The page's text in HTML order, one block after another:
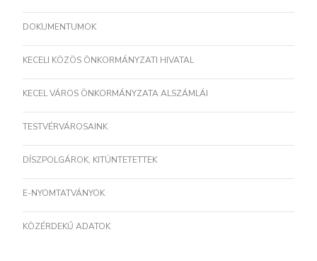
DOKUMENTUMOK
KECELI KÖZÖS ÖNKORMÁNYZATI HIVATAL
KECEL VÁROS ÖNKORMÁNYZATA ALSZÁMLÁI
TESTVÉRVÁROSAINK
DÍSZPOLGÁROK, KITÜNTETETTEK
E-NYOMTATVÁNYOK
KÖZÉRDEKŰ ADATOK